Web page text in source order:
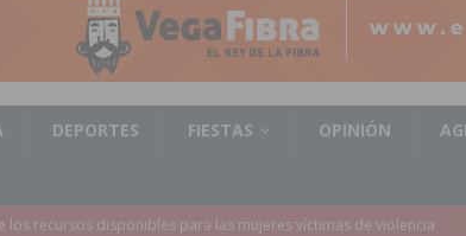
DEPORTES FIESTAS OPINIÓN
el proyecto de ampliación de la CV-95 entre Orihuela y